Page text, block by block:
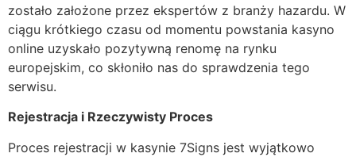
zostało założone przez ekspertów z branży hazardu. W
ciągu krótkiego czasu od momentu powstania kasyno
online uzyskało pozytywną renomę na rynku
europejskim, co skłoniło nas do sprawdzenia tego
serwisu.
Rejestracja i Rzeczywisty Proces
Proces rejestracji w kasynie 7Signs jest wyjątkowo